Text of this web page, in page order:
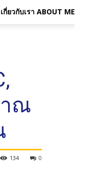
เกี่ยวกับเรา ABOUT ME
นาน’ ตลาดหุ้นทั่วโลกผันผวน
าณ
0
134